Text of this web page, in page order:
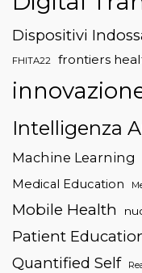
Dispositivi
FHITA22 frontiers
Intelligenza
Machine Learning
Medical Education
Mobile Health
Patient
Quantified Self